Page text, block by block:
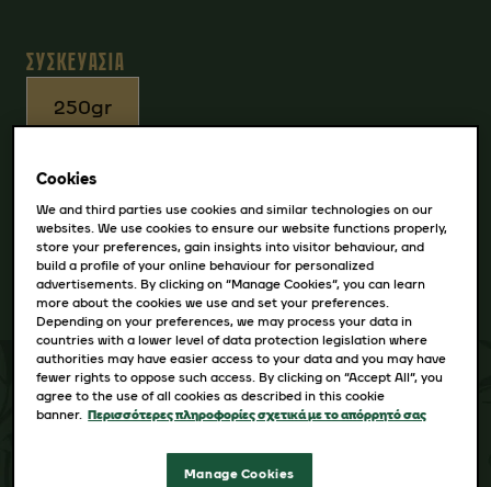
ΣΥΣΚΕΥΑΣΙΑ
250gr
Cookies
We and third parties use cookies and similar technologies on our
websites. We use cookies to ensure our website functions properly,
store your preferences, gain insights into visitor behaviour, and
build a profile of your online behaviour for personalized
advertisements. By clicking on “Manage Cookies”, you can learn
more about the cookies we use and set your preferences.
Depending on your preferences, we may process your data in
countries with a lower level of data protection legislation where
authorities may have easier access to your data and you may have
fewer rights to oppose such access. By clicking on “Accept All”, you
agree to the use of all cookies as described in this cookie
banner. Περισσότερες πληροφορίες σχετικά με το απόρρητό σας
Manage Cookies